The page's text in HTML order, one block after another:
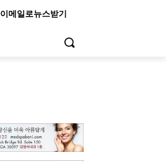
이메일로뉴스받기